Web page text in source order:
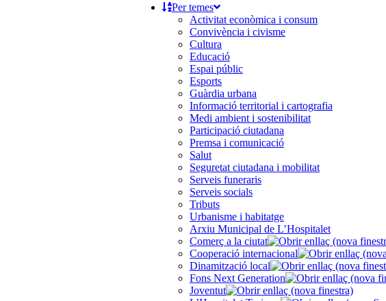
Per temes
Activitat econòmica i consum
Convivència i civisme
Cultura
Educació
Espai públic
Esports
Guàrdia urbana
Informació territorial i cartografia
Medi ambient i sostenibilitat
Participació ciutadana
Premsa i comunicació
Salut
Seguretat ciutadana i mobilitat
Serveis funeraris
Serveis socials
Tributs
Urbanisme i habitatge
Arxiu Municipal de L’Hospitalet
Comerç a la ciutat
Cooperació internacional
Dinamització local
Fons Next Generation
Joventut